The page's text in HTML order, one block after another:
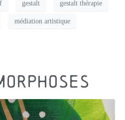
gestalt gestalt thérapie
médiation artistique